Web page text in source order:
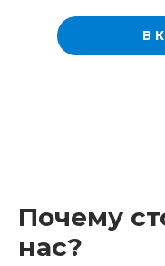
В
Почему
нас?